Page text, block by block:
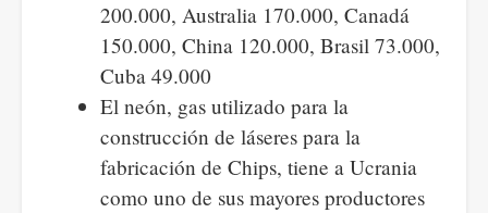
200.000, Australia 170.000, Canadá
150.000, China 120.000, Brasil 73.000,
Cuba 49.000
El neón, gas utilizado para la
construcción de láseres para la
fabricación de Chips, tiene a Ucrania
como uno de sus mayores productores